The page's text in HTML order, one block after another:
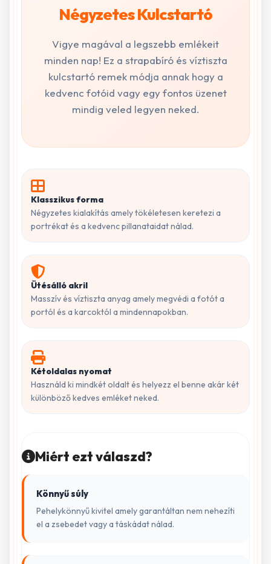
Négyzetes Kulcstartó
Vigye magával a legszebb emlékeit
minden nap! Ez a strapabíró és víztiszta
kulcstartó remek módja annak hogy a
kedvenc fotóid vagy egy fontos üzenet
mindig veled legyen neked.
Klasszikus forma
Négyzetes kialakítás amely tökéletesen keretezi a
portrékat és a kedvenc pillanataidat nálad.
Ütésálló akril
Masszív és víztiszta anyag amely megvédi a fotót a
portól és a karcoktól a mindennapokban.
Kétoldalas nyomat
Használd ki mindkét oldalt és helyezz el benne akár két
különböző kedves emléket neked.
Miért ezt válaszd?
Könnyű súly
Pehelykönnyű kivitel amely garantáltan nem nehezíti
el a zsebedet vagy a táskádat nálad.